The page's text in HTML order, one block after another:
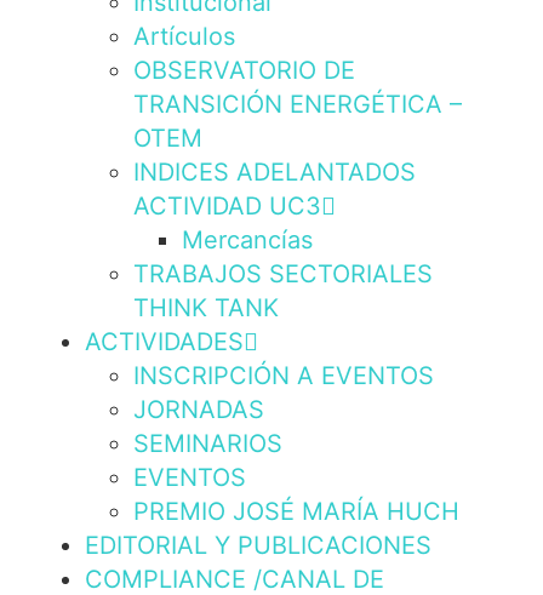
Artículos
OBSERVATORIO DE
TRANSICIÓN ENERGÉTICA –
OTEM
INDICES ADELANTADOS
ACTIVIDAD UC3
Mercancías
TRABAJOS SECTORIALES
THINK TANK
ACTIVIDADES
INSCRIPCIÓN A EVENTOS
JORNADAS
SEMINARIOS
EVENTOS
PREMIO JOSÉ MARÍA HUCH
EDITORIAL Y PUBLICACIONES
COMPLIANCE /CANAL DE